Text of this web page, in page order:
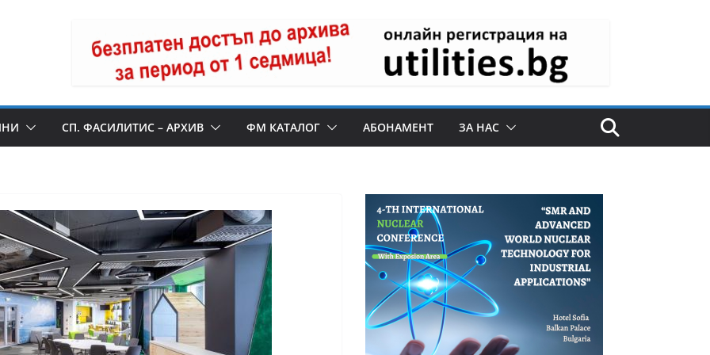
СП. ФАСИЛИТИС – АРХИВ ФМ КАТАЛОГ АБОНАМЕНТ ЗА НАС